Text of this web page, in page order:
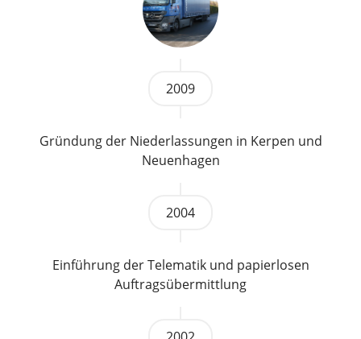
2009
Gründung der Niederlassungen in Kerpen und
Neuenhagen
2004
Einführung der Telematik und papierlosen
Auftragsübermittlung